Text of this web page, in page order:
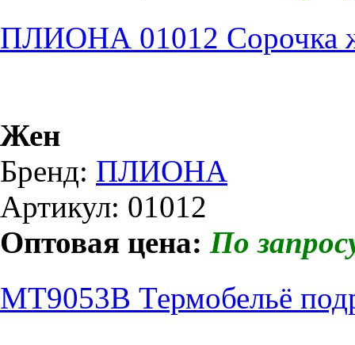
ПЛИОНА 01012 Сорочка
Жен
Бренд: ПЛИОНА
Артикул: 01012
Оптовая цена: По
МТ9053В Термобельё